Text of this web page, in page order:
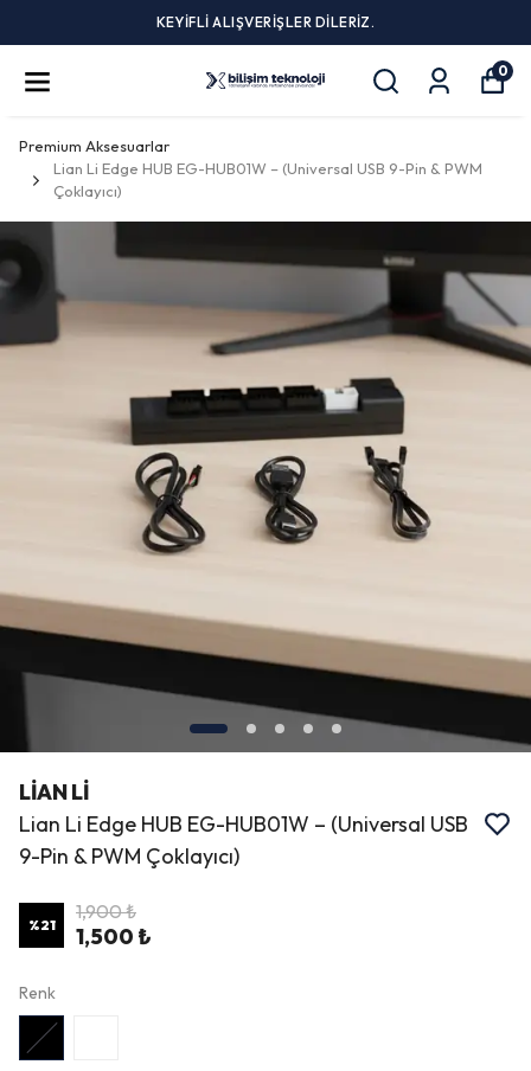
KEYİFLİ ALIŞVERİŞLER DİLERİZ.
0
Premium Aksesuarlar
Lian Li Edge HUB EG-HUB01W – (Universal USB 9-Pin & PWM
Çoklayıcı)
LİAN Lİ
Lian Li Edge HUB EG-HUB01W – (Universal USB
9-Pin & PWM Çoklayıcı)
%21
1,900 ₺
1,500 ₺
Renk